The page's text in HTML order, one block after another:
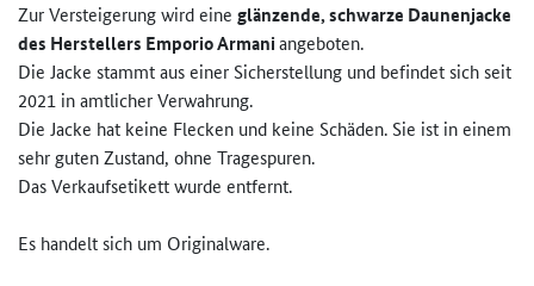
Zur Versteigerung wird eine glänzende, schwarze Daunenjacke
des Herstellers Emporio Armaniangeboten.
Die Jacke stammt aus einer Sicherstellung und befindet sich seit
2021 in amtlicher Verwahrung.
Die Jacke hat keine Flecken und keine Schäden. Sie ist in einem
sehr guten Zustand, ohne Tragespuren.
Das Verkaufsetikett wurde entfernt.
Es handelt sich um Originalware.